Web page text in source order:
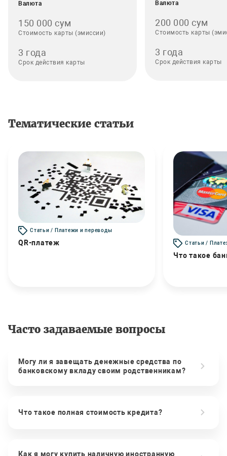
Валюта
150 000 сум
Стоимость карты (эмиссии)
3 года
Срок действия карты
Валюта
200 000 сум
Стоимость карты
3 года
Срок действия карты
Тематические статьи
Статьи / Платежи и переводы
QR-платеж Статьи /
Что такое
Часто задаваемые вопросы
Могу ли я завещать денежные средства по
банковскому вкладу своим родственникам?
Что такое полная стоимость кредита?
Как я могу купить наличную иностранную